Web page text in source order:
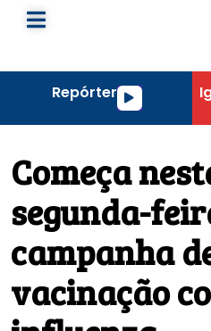
RepórterTocador
Começa
segunda-
campanha
vacinação